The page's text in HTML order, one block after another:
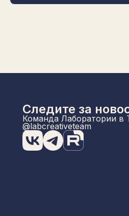
Следите за
Команда Лаборатории в
@labcreativeteam